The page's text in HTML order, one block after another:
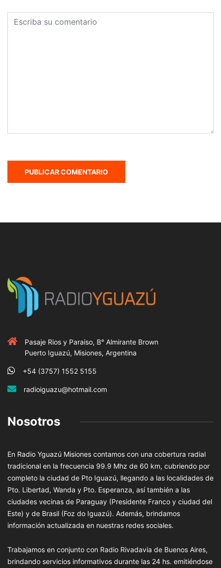
Pasaje Rios y Paraiso, B° Almirante Brown
Puerto Iguazú, Misiones, Argentina
+54 (3757) 1552 5155
radioiguazu@hotmail.com
Nosotros
En Radio Yguazú Misiones contamos con una cobertura radial
tradicional en la frecuencia 99.9 Mhz de 60 km, cubriendo por
completo la ciudad de Pto Iguazú, llegando a las localidades de
Pto. Libertad, Wanda y Pto. Esperanza, así también a las
ciudades vecinas de Paraguay (Presidente Franco y ciudad del
Este) y de Brasil (Foz do Iguazú). Además, brindamos
información actualizada en nuestras redes sociales.
Trabajamos en conjunto con Radio Rivadavia de Buenos Aires,
brindando servicios informativos durante las 24 hs. emitiéndose